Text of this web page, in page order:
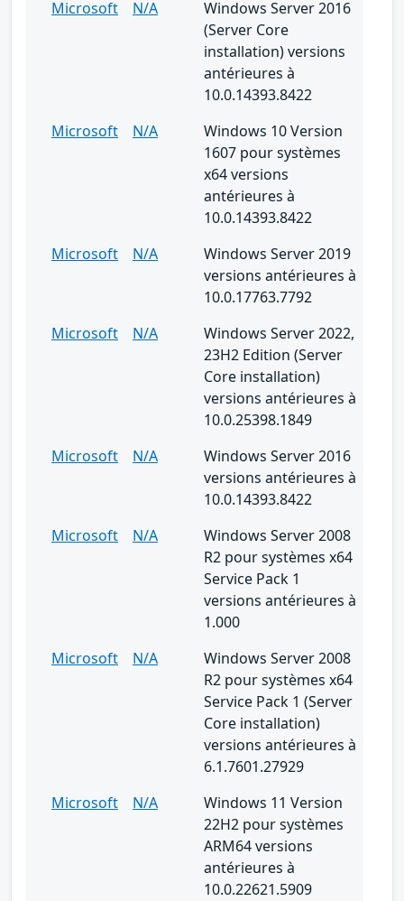
Microsoft N/A
Windows Server 2016
(Server Core
installation) versions
antérieures à
10.0.14393.8422
Microsoft
N/A
Windows 10 Version
1607 pour systèmes
x64 versions
antérieures à
10.0.14393.8422
Microsoft
N/A
Windows Server 2019
versions antérieures à
10.0.17763.7792
Microsoft
N/A
Windows Server 2022,
23H2 Edition (Server
Core installation)
versions antérieures à
10.0.25398.1849
Microsoft
N/A
Windows Server 2016
versions antérieures à
10.0.14393.8422
Microsoft
N/A
Windows Server 2008
R2 pour systèmes x64
Service Pack 1
versions antérieures à
1.000
Microsoft
N/A
Windows Server 2008
R2 pour systèmes x64
Service Pack 1 (Server
Core installation)
versions antérieures à
6.1.7601.27929
Microsoft
N/A
Windows 11 Version
22H2 pour systèmes
ARM64 versions
antérieures à
10.0.22621.5909